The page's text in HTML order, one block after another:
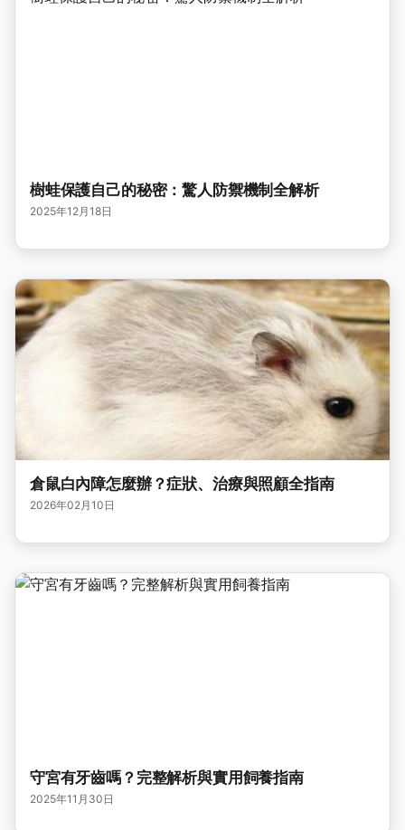
樹蛙保護自己的秘密：驚人防禦機制全解析
2025年12月18日
倉鼠白內障怎麼辦？症狀、治療與照顧全指南
2026年02月10日
守宮有牙齒嗎？完整解析與實用飼養指南
2025年11月30日